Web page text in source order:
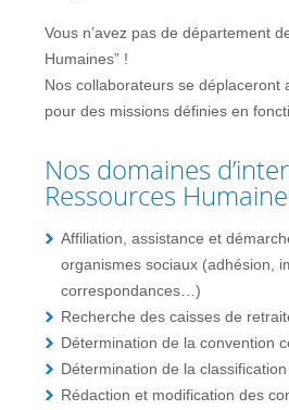
Vous n’avez pas de département
Humaines” !
Nos collaborateurs se déplaceront
pour des missions définies en
Nos domaines
Ressources
Affiliation, assistance et
organismes sociaux (adhésion,
correspondances…)
Recherche des caisses de
Détermination de la convention
Détermination de la
Rédaction et modification des